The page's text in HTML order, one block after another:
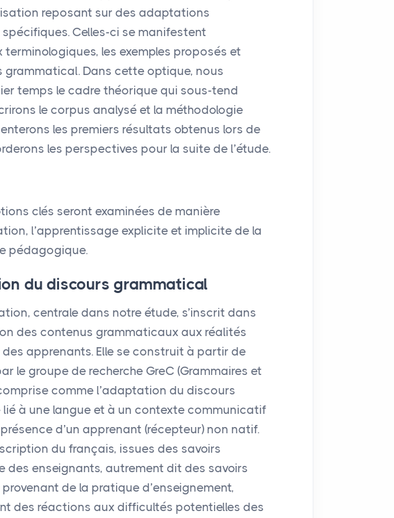
reposant sur des adaptations
Celles-ci se manifestent
les exemples proposés et
grammatical. Dans cette optique, nous
temps le cadre théorique qui sous-tend
le corpus analysé et la méthodologie
les premiers résultats obtenus lors de
les perspectives pour la suite de l’étude.
clés seront examinées de manière
l’apprentissage explicite et implicite de la
pédagogique.
du discours grammatical
centrale dans notre étude, s’inscrit dans
des contenus grammaticaux aux réalités
apprenants. Elle se construit à partir de
le groupe de recherche GreC (Grammaires et
comme l’adaptation du discours
à une langue et à un contexte communicatif
d’un apprenant (récepteur) non natif.
du français, issues des savoirs
des enseignants, autrement dit des savoirs
de la pratique d’enseignement,
des réactions aux difficultés potentielles des